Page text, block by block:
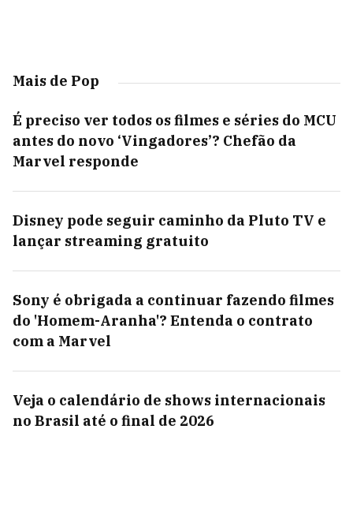
Mais de Pop
É preciso ver todos os filmes e séries do MCU
antes do novo ‘Vingadores’? Chefão da
Marvel responde
Disney pode seguir caminho da Pluto TV e
lançar streaming gratuito
Sony é obrigada a continuar fazendo filmes
do 'Homem-Aranha'? Entenda o contrato
com a Marvel
Veja o calendário de shows internacionais
no Brasil até o final de 2026